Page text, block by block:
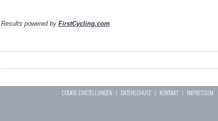
Results powered by FirstCycling.com
COOKIE EINSTELLUNGEN | DATENSCHUTZ | KONTAKT| IMPRESSUM